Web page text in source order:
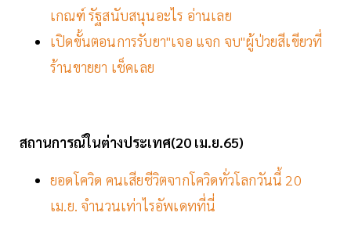
เกณฑ์ รัฐสนับสนุนอะไร อ่านเลย
เปิดขั้นตอนการรับยา"เจอ แจก จบ"ผู้ป่วยสีเขียวที่
ร้านขายยา เช็คเลย
สถานการณ์ในต่างประเทศ(20 เม.ย.65)
ยอดโควิด คนเสียชีวิตจากโควิดทั่วโลกวันนี้ 20
เม.ย. จำนวนเท่าไรอัพเดทที่นี่